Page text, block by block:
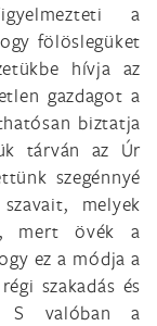
a
fölöslegüket
hívja az
gazdagot a
biztatja
tárván az Úr
szegénnyé
melyek
mert övék a
ez a módja a
szakadás és
S valóban a